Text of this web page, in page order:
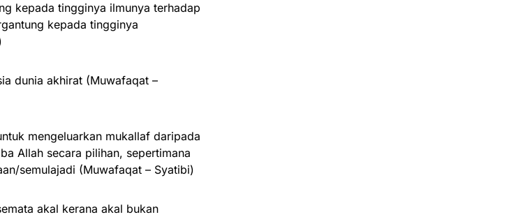
kepada tingginya ilmunya terhadap
kepada tingginya
dunia akhirat (Muwafaqat –
mengeluarkan mukallaf daripada
Allah secara pilihan, sepertimana
semulajadi (Muwafaqat – Syatibi)
akal kerana akal bukan